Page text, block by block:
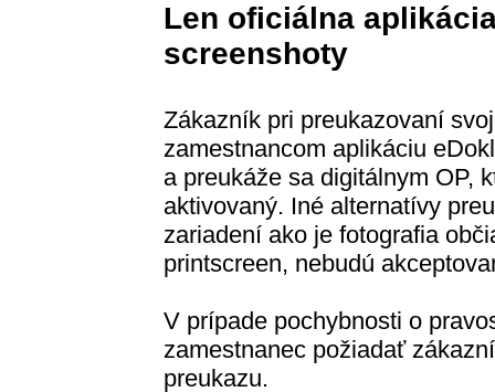
Len oficiálna
screenshoty
Zákazník pri preukazovaní
zamestnancom aplikáciu
a preukáže sa digitálnym OP,
aktivovaný. Iné alternatívy
zariadení ako je fotografia
printscreen, nebudú
V prípade pochybnosti o
zamestnanec požiadať
preukazu.